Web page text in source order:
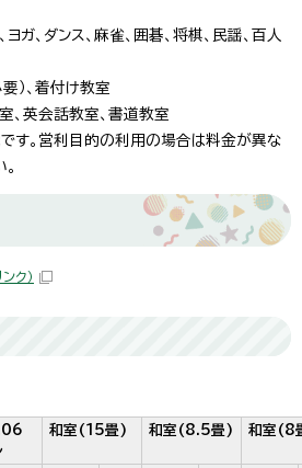
ガ、ダンス、麻雀、囲碁、将棋、民謡、百人
）、着付け教室
、英会話教室、書道教室
す。営利目的の利用の場合は料金が異な
ク）
和室(15畳) 和室(8.5畳) 和室(8